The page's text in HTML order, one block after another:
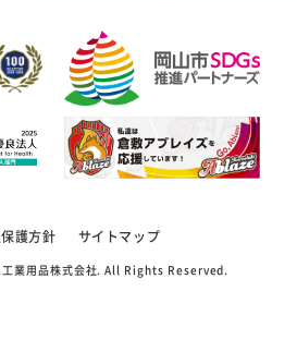
護方針 サイトマップ
業用品株式会社. All Rights Reserved.